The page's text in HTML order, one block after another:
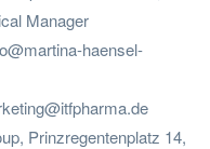
Manager
haensel-
Prinzregentenplatz 14,